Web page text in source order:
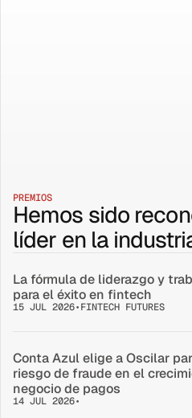
PREMIOS
Hemos sido
líder en la
La fórmula de liderazgo y
para el éxito en fintech
15 JUL 2026•FINTECH FUTURES
Conta Azul elige a Oscilar
riesgo de fraude en el
negocio de pagos
14 JUL 2026•